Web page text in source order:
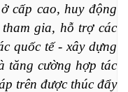
cấp cao, huy động
gia, hỗ trợ các
quốc tế - xây dựng
tăng cường hợp tác
trên được thúc đẩy